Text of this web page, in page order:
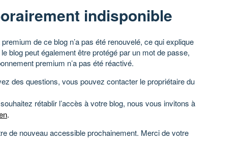
indisponible
de ce blog n’a pas été renouvelé, ce qui explique
blog peut également être protégé par un mot de passe,
premium n’a pas été réactivé.
des questions, vous pouvez contacter le propriétaire du
rétablir l’accès à votre blog, nous vous invitons à
.
de nouveau accessible prochainement. Merci de votre